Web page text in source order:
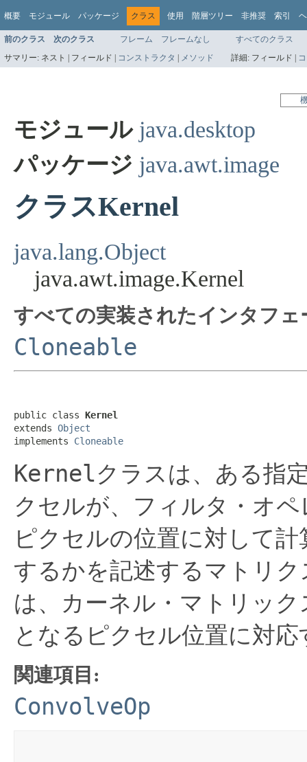
概要 モジュール パッケージ クラス 使用 階層ツリー 非推奨 索引
前のクラス 次のクラス フレーム フレームなし
すべてのクラス
サマリー: ネスト | フィールド | コンストラクタ | メソッド 詳細: フィールド |
モジュール java.desktop
パッケージ java.awt.image
クラスKernel
java.lang.Object
java.awt.image.Kernel
すべての実装されたインタフェ
Cloneable
public class Kernel
extends Object
implements Cloneable
Kernelクラスは、ある指
クセルが、フィルタ・オ
ピクセルの位置に対して
するかを記述するマトリ
は、カーネル・マトリッ
となるピクセル位置に対
関連項目:
ConvolveOp